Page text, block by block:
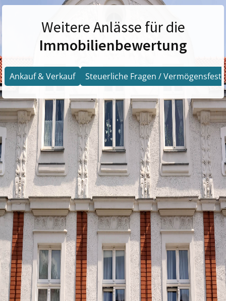
Weitere Anlässe für die
Immobilienbewertung
Ankauf & Verkauf Steuerliche Fragen /